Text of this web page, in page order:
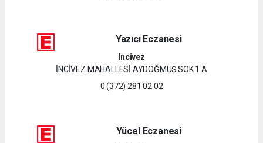
Yazıcı Eczanesi
Incivez
İNCİVEZ MAHALLESİ AYDOĞMUŞ SOK.1 A
0 (372) 281 02 02
Yücel Eczanesi